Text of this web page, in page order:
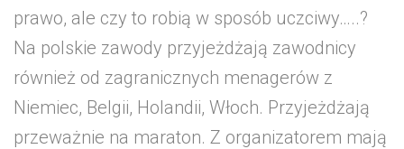
prawo, ale czy to robią w sposób uczciwy…..?
Na polskie zawody przyjeżdżają zawodnicy
również od zagranicznych menagerów z
Niemiec, Belgii, Holandii, Włoch. Przyjeżdżają
przeważnie na maraton. Z organizatorem mają